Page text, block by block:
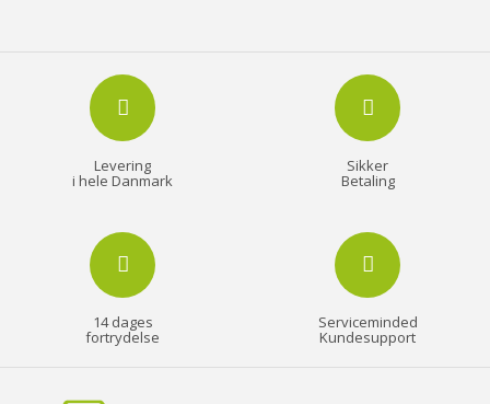
Levering
i hele Danmark
Sikker
Betaling
14 dages
fortrydelse
Serviceminded
Kundesupport